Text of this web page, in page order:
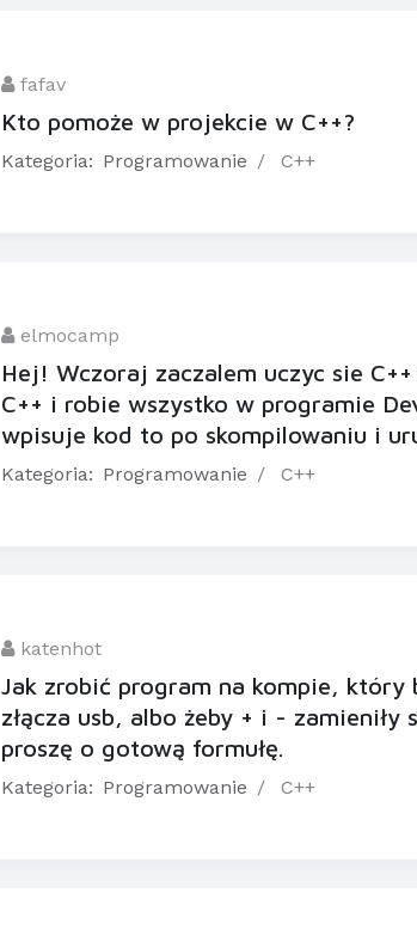
fafav
Kto pomoże w projekcie w C++?
Kategoria: Programowanie C++
elmocamp
Hej! Wczoraj zaczalem uczyc sie
C++ i robie wszystko w programie
wpisuje kod to po skompilowaniu i
Kategoria: Programowanie C++
katenhot
Jak zrobić program na kompie, który
złącza usb, albo żeby + i - zamieniły
proszę o gotową formułę.
Kategoria: Programowanie C++